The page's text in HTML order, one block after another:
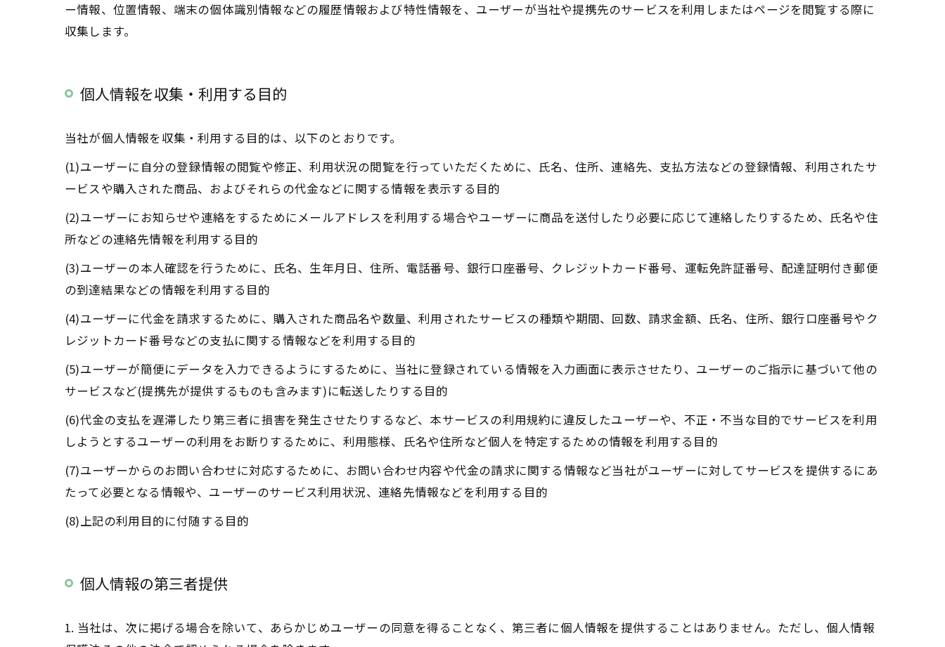
ー情報、位置情報、端末の個体識別情報などの履歴情報および特性情報を、ユーザーが当社や提携先のサービスを利用しまたはページを閲覧する際に
収集します。
個人情報を収集・利用する目的
当社が個人情報を収集・利用する目的は、以下のとおりです。
(1)ユーザーに自分の登録情報の閲覧や修正、利用状況の閲覧を行っていただくために、氏名、住所、連絡先、支払方法などの登録情報、利用されたサ
ービスや購入された商品、およびそれらの代金などに関する情報を表示する目的
(2)ユーザーにお知らせや連絡をするためにメールアドレスを利用する場合やユーザーに商品を送付したり必要に応じて連絡したりするため、氏名や住
所などの連絡先情報を利用する目的
(3)ユーザーの本人確認を行うために、氏名、生年月日、住所、電話番号、銀行口座番号、クレジットカード番号、運転免許証番号、配達証明付き郵便
の到達結果などの情報を利用する目的
(4)ユーザーに代金を請求するために、購入された商品名や数量、利用されたサービスの種類や期間、回数、請求金額、氏名、住所、銀行口座番号やク
レジットカード番号などの支払に関する情報などを利用する目的
(5)ユーザーが簡便にデータを入力できるようにするために、当社に登録されている情報を入力画面に表示させたり、ユーザーのご指示に基づいて他の
サービスなど(提携先が提供するものも含みます)に転送したりする目的
(6)代金の支払を遅滞したり第三者に損害を発生させたりするなど、本サービスの利用規約に違反したユーザーや、不正・不当な目的でサービスを利用
しようとするユーザーの利用をお断りするために、利用態様、氏名や住所など個人を特定するための情報を利用する目的
(7)ユーザーからのお問い合わせに対応するために、お問い合わせ内容や代金の請求に関する情報など当社がユーザーに対してサービスを提供するにあ
たって必要となる情報や、ユーザーのサービス利用状況、連絡先情報などを利用する目的
(8)上記の利用目的に付随する目的
個人情報の第三者提供
1. 当社は、次に掲げる場合を除いて、あらかじめユーザーの同意を得ることなく、第三者に個人情報を提供することはありません。ただし、個人情報